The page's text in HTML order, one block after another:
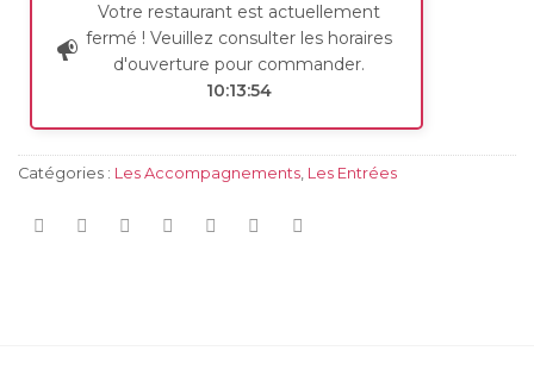
Votre restaurant est actuellement
fermé ! Veuillez consulter les horaires
d'ouverture pour commander.
10:13:54
Catégories : Les Accompagnements, Les Entrées